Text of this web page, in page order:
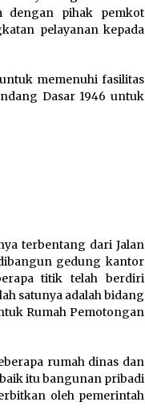
dengan pihak pemkot
pelayanan kepada
memenuhi fasilitas
Dasar 1946 untuk
terbentang dari Jalan
gedung kantor
titik telah berdiri
satunya adalah bidang
Rumah Pemotongan
rumah dinas dan
itu bangunan pribadi
oleh pemerintah